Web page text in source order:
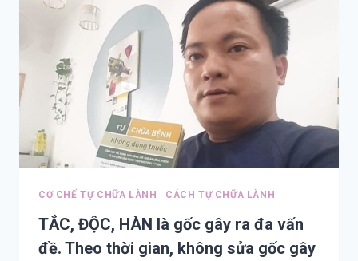
CẦN
DÙNG
THUỐC
CƠ CHẾ TỰ CHỮA LÀNH CÁCH TỰ CHỮA LÀNH
TẮC, ĐỘC, HÀN là gốc gây ra đa vấn
đề. Theo thời gian, không sửa gốc gây